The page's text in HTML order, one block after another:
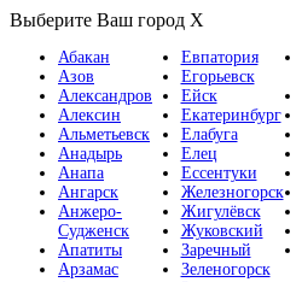
Выберите Ваш город X
Абакан
Азов
Александров
Алексин
Альметьевск
Анадырь
Анапа
Ангарск
Анжеро-
Судженск
Апатиты
Арзамас
Евпатория
Егорьевск
Ейск
Екатеринбург
Елабуга
Елец
Ессентуки
Железногорск
Жигулёвск
Жуковский
Заречный
Зеленогорск